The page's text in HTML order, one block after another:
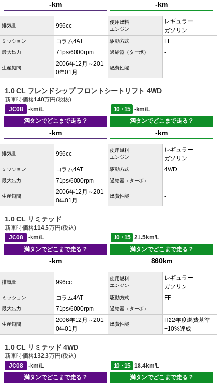
-km -km
排気量 996cc
使用燃料
エンジン
レギュラー
ガソリン
ミッション コラム4AT 駆動方式 FF
最大出力 71ps/6000rpm 過給器（ターボ） -
生産期間
2006年12月～201
0年01月
燃費性能 -
1.0 CL フレンドシップ フロントシートリフト 4WD
新車時価格140万円(税抜)
JC08
-km/L 10・15
-km/L
満タンでどこまで走る？
-km
満タンでどこまで走る？
-km
排気量 996cc
使用燃料
エンジン
レギュラー
ガソリン
ミッション コラム4AT 駆動方式 4WD
最大出力 71ps/6000rpm 過給器（ターボ） -
生産期間
2006年12月～201
0年01月
燃費性能 -
1.0 CL リミテッド
新車時価格114.5万円(税込)
JC08
-km/L 10・15
21.5km/L
満タンでどこまで走る？
-km
満タンでどこまで走る？
860km
排気量 996cc
使用燃料
エンジン
レギュラー
ガソリン
ミッション コラム4AT 駆動方式 FF
最大出力 71ps/6000rpm 過給器（ターボ） -
生産期間
2006年12月～201
0年01月
燃費性能
H22年度燃費基準
+10%達成
1.0 CL リミテッド 4WD
新車時価格132.3万円(税込)
JC08
-km/L 10・15
18.4km/L
満タンでどこまで走る？
満タンでどこまで走る？